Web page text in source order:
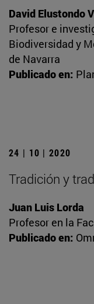
David Elustondo
Profesor e
Biodiversidad y
de Navarra
Publicado en:
24 | 10 | 2020
Tradición y
Juan Luis Lorda
Profesor en la
Publicado en: